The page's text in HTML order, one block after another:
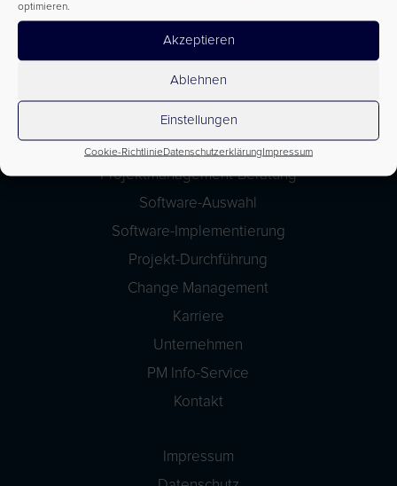
optimieren.
Akzeptieren
Ablehnen
Einstellungen
Cookie-RichtlinieDatenschutzerklärungImpressum
Projektmanagement-Beratung
Software-Auswahl
Software-Implementierung
Projekt-Durchführung
Change Management
Karriere
Unternehmen
PM Info-Service
Kontakt
Impressum